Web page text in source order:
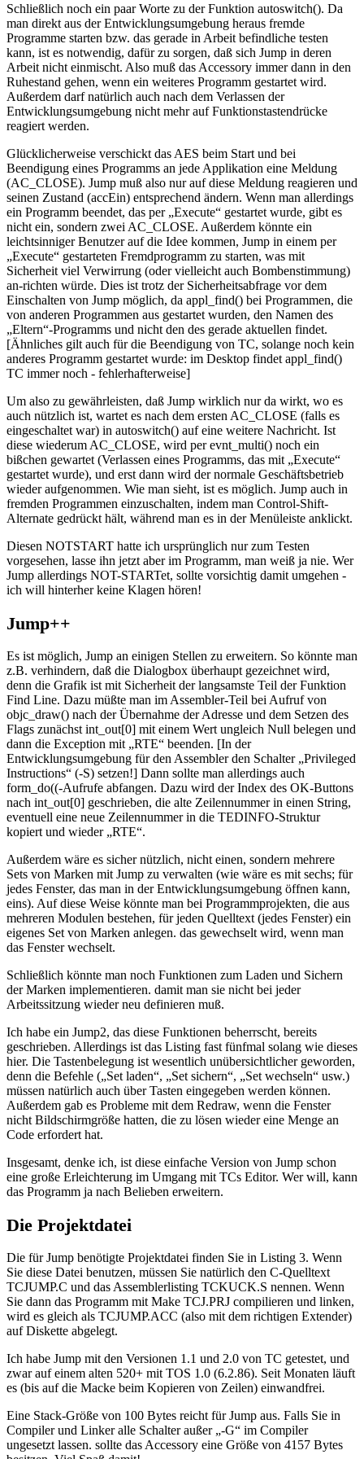
Schließlich noch ein paar Worte zu der Funktion autoswitch(). Da
man direkt aus der Entwicklungsumgebung heraus fremde
Programme starten bzw. das gerade in Arbeit befindliche testen
kann, ist es notwendig, dafür zu sorgen, daß sich Jump in deren
Arbeit nicht einmischt. Also muß das Accessory immer dann in den
Ruhestand gehen, wenn ein weiteres Programm gestartet wird.
Außerdem darf natürlich auch nach dem Verlassen der
Entwicklungsumgebung nicht mehr auf Funktionstastendrücke
reagiert werden.
Glücklicherweise verschickt das AES beim Start und bei
Beendigung eines Programms an jede Applikation eine Meldung
(AC_CLOSE). Jump muß also nur auf diese Meldung reagieren und
seinen Zustand (accEin) entsprechend ändern. Wenn man allerdings
ein Programm beendet, das per „Execute“ gestartet wurde, gibt es
nicht ein, sondern zwei AC_CLOSE. Außerdem könnte ein
leichtsinniger Benutzer auf die Idee kommen, Jump in einem per
„Execute“ gestarteten Fremdprogramm zu starten, was mit
Sicherheit viel Verwirrung (oder vielleicht auch Bombenstimmung)
an-richten würde. Dies ist trotz der Sicherheitsabfrage vor dem
Einschalten von Jump möglich, da appl_find() bei Programmen, die
von anderen Programmen aus gestartet wurden, den Namen des
„Eltern“-Programms und nicht den des gerade aktuellen findet.
[Ähnliches gilt auch für die Beendigung von TC, solange noch kein
anderes Programm gestartet wurde: im Desktop findet appl_find()
TC immer noch - fehlerhafterweise]
Um also zu gewährleisten, daß Jump wirklich nur da wirkt, wo es
auch nützlich ist, wartet es nach dem ersten AC_CLOSE (falls es
eingeschaltet war) in autoswitch() auf eine weitere Nachricht. Ist
diese wiederum AC_CLOSE, wird per evnt_multi() noch ein
bißchen gewartet (Verlassen eines Programms, das mit „Execute“
gestartet wurde), und erst dann wird der normale Geschäftsbetrieb
wieder aufgenommen. Wie man sieht, ist es möglich. Jump auch in
fremden Programmen einzuschalten, indem man Control-Shift-
Alternate gedrückt hält, während man es in der Menüleiste anklickt.
Diesen NOTSTART hatte ich ursprünglich nur zum Testen
vorgesehen, lasse ihn jetzt aber im Programm, man weiß ja nie. Wer
Jump allerdings NOT-STARTet, sollte vorsichtig damit umgehen -
ich will hinterher keine Klagen hören!
Jump++
Es ist möglich, Jump an einigen Stellen zu erweitern. So könnte man
z.B. verhindern, daß die Dialogbox überhaupt gezeichnet wird,
denn die Grafik ist mit Sicherheit der langsamste Teil der Funktion
Find Line. Dazu müßte man im Assembler-Teil bei Aufruf von
objc_draw() nach der Übernahme der Adresse und dem Setzen des
Flags zunächst int_out[0] mit einem Wert ungleich Null belegen und
dann die Exception mit „RTE“ beenden. [In der
Entwicklungsumgebung für den Assembler den Schalter „Privileged
Instructions“ (-S) setzen!] Dann sollte man allerdings auch
form_do((-Aufrufe abfangen. Dazu wird der Index des OK-Buttons
nach int_out[0] geschrieben, die alte Zeilennummer in einen String,
eventuell eine neue Zeilennummer in die TEDINFO-Struktur
kopiert und wieder „RTE“.
Außerdem wäre es sicher nützlich, nicht einen, sondern mehrere
Sets von Marken mit Jump zu verwalten (wie wäre es mit sechs; für
jedes Fenster, das man in der Entwicklungsumgebung öffnen kann,
eins). Auf diese Weise könnte man bei Programmprojekten, die aus
mehreren Modulen bestehen, für jeden Quelltext (jedes Fenster) ein
eigenes Set von Marken anlegen. das gewechselt wird, wenn man
das Fenster wechselt.
Schließlich könnte man noch Funktionen zum Laden und Sichern
der Marken implementieren. damit man sie nicht bei jeder
Arbeitssitzung wieder neu definieren muß.
Ich habe ein Jump2, das diese Funktionen beherrscht, bereits
geschrieben. Allerdings ist das Listing fast fünfmal solang wie dieses
hier. Die Tastenbelegung ist wesentlich unübersichtlicher geworden,
denn die Befehle („Set laden“, „Set sichern“, „Set wechseln“ usw.)
müssen natürlich auch über Tasten eingegeben werden können.
Außerdem gab es Probleme mit dem Redraw, wenn die Fenster
nicht Bildschirmgröße hatten, die zu lösen wieder eine Menge an
Code erfordert hat.
Insgesamt, denke ich, ist diese einfache Version von Jump schon
eine große Erleichterung im Umgang mit TCs Editor. Wer will, kann
das Programm ja nach Belieben erweitern.
Die Projektdatei
Die für Jump benötigte Projektdatei finden Sie in Listing 3. Wenn
Sie diese Datei benutzen, müssen Sie natürlich den C-Quelltext
TCJUMP.C und das Assemblerlisting TCKUCK.S nennen. Wenn
Sie dann das Programm mit Make TCJ.PRJ compilieren und linken,
wird es gleich als TCJUMP.ACC (also mit dem richtigen Extender)
auf Diskette abgelegt.
Ich habe Jump mit den Versionen 1.1 und 2.0 von TC getestet, und
zwar auf einem alten 520+ mit TOS 1.0 (6.2.86). Seit Monaten läuft
es (bis auf die Macke beim Kopieren von Zeilen) einwandfrei.
Eine Stack-Größe von 100 Bytes reicht für Jump aus. Falls Sie in
Compiler und Linker alle Schalter außer „-G“ im Compiler
ungesetzt lassen. sollte das Accessory eine Größe von 4157 Bytes